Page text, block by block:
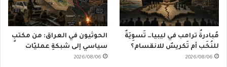
مُبادرةُ ترامب في ليبيا… تَسوِيَةٌ
للنُخَب أم تَكريسٌ للانقسام؟
2026/08/06
الحوثيون في العراق: من مكتبٍ
سياسي إلى شبكةِ عمليّات
2026/08/06